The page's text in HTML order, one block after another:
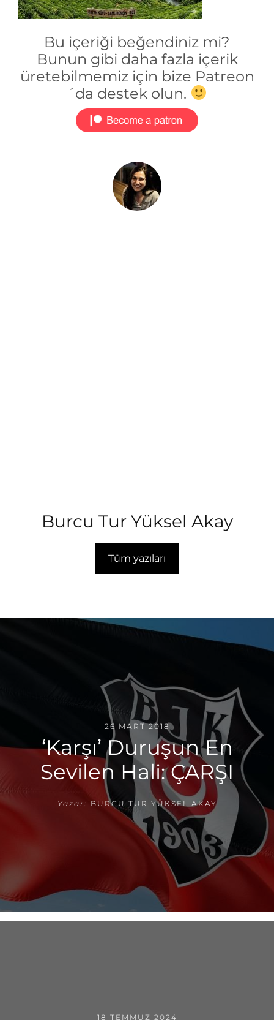
Bu içeriği beğendiniz mi?
Bunun gibi daha fazla içerik
üretebilmemiz için bize Patreon
´da destek olun.
Burcu Tur Yüksel Akay
Tüm yazıları
26 MART 2018
‘Karşı’ Duruşun En
Sevilen Hali: ÇARŞI
Yazar: BURCU TUR YÜKSEL AKAY
18 TEMMUZ 2024